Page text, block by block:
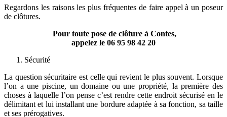
Regardons les raisons les plus fréquentes de faire appel à un poseur
de clôtures.
Pour toute pose de clôture à Contes,
appelez le 06 95 98 42 20
Sécurité
La question sécuritaire est celle qui revient le plus souvent. Lorsque
l’on a une piscine, un domaine ou une propriété, la première des
choses à laquelle l’on pense c’est rendre cette endroit sécurisé en le
délimitant et lui installant une bordure adaptée à sa fonction, sa taille
et ses prérogatives.